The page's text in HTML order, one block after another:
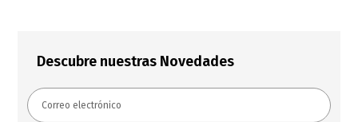
Descubre nuestras Novedades